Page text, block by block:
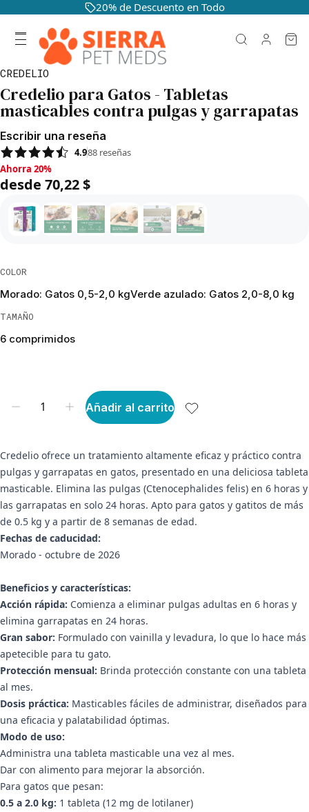
20% de Descuento en Todo
CREDELIO
Credelio para Gatos - Tabletas
masticables contra pulgas y garrapatas
Escribir una reseña
4.988 reseñas
Ahorra 20%, desde 70,22 $
Ahorra 20%
desde 70,22 $
COLOR
Morado: Gatos 0,5-2,0 kgVerde azulado: Gatos 2,0-8,0 kg
TAMAÑO
6 comprimidos
Añadir al carrito
Credelio ofrece un tratamiento altamente eficaz y práctico contra
pulgas y garrapatas en gatos, presentado en una deliciosa tableta
masticable. Elimina las pulgas (Ctenocephalides felis) en 6 horas y
las garrapatas en solo 24 horas. Apto para gatos y gatitos de más
de 0.5 kg y a partir de 8 semanas de edad.
Fechas de caducidad:
Morado - octubre de 2026
Beneficios y características:
Acción rápida: Comienza a eliminar pulgas adultas en 6 horas y
elimina garrapatas en 24 horas.
Gran sabor: Formulado con vainilla y levadura, lo que lo hace más
apetecible para tu gato.
Protección mensual: Brinda protección constante con una tableta
al mes.
Dosis práctica: Masticables fáciles de administrar, diseñados para
una eficacia y palatabilidad óptimas.
Modo de uso:
Administra una tableta masticable una vez al mes.
Dar con alimento para mejorar la absorción.
Para gatos que pesan:
0.5 a 2.0 kg: 1 tableta (12 mg de lotilaner)